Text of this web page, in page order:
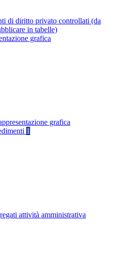
di diritto privato controllati (da
in tabelle)
grafica
grafica
1
attività amministrativa